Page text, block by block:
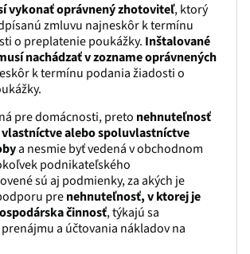
vykonať oprávnený zhotoviteľ, ktorý
zmluvu najneskôr k termínu
o preplatenie poukážky. Inštalované
nachádzať v zozname oprávnených
k termínu podania žiadosti o
pre domácnosti, preto nehnuteľnosť
alebo spoluvlastníctve
a nesmie byť vedená v obchodnom
podnikateľského
sú aj podmienky, za akých je
prenehnuteľnosť, v ktorej je
činnosť, týkajú sa
a účtovania nákladov na